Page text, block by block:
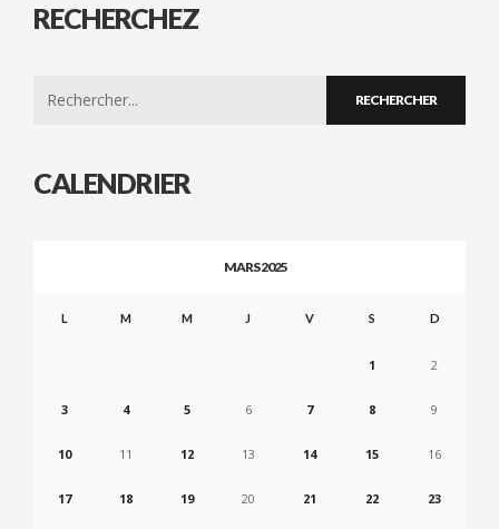
RECHERCHEZ
CALENDRIER
MARS 2025
L M M J V S D
1 2
3 4 5 6 7 8 9
10 11 12 13 14 15 16
17 18 19 20 21 22 23